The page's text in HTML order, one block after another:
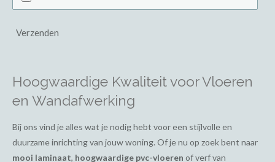
Verzenden
Hoogwaardige Kwaliteit voor Vloeren
en Wandafwerking
Bij ons vind je alles wat je nodig hebt voor een stijlvolle en
duurzame inrichting van jouw woning. Of je nu op zoek bent naar
mooi laminaat, hoogwaardige pvc-vloeren of verf van